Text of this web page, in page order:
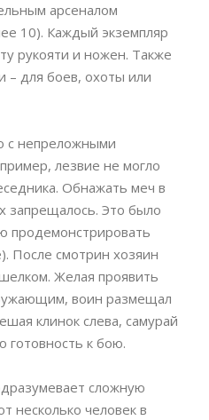
арсеналом
10). Каждый экземпляр
рукояти и ножен. Также
– для боев, охоты или
с непреложными
лезвие не могло
Обнажать меч в
запрещалось. Это было
продемонстрировать
После смотрин хозяин
Желая проявить
воин размещал
клинок слева, самурай
готовность к бою.
сложную
несколько человек в